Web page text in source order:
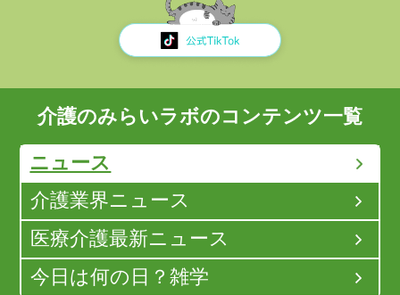
介護のみらいラボのコンテンツ一覧
ニュース
介護業界ニュース
医療介護最新ニュース
今日は何の日？雑学